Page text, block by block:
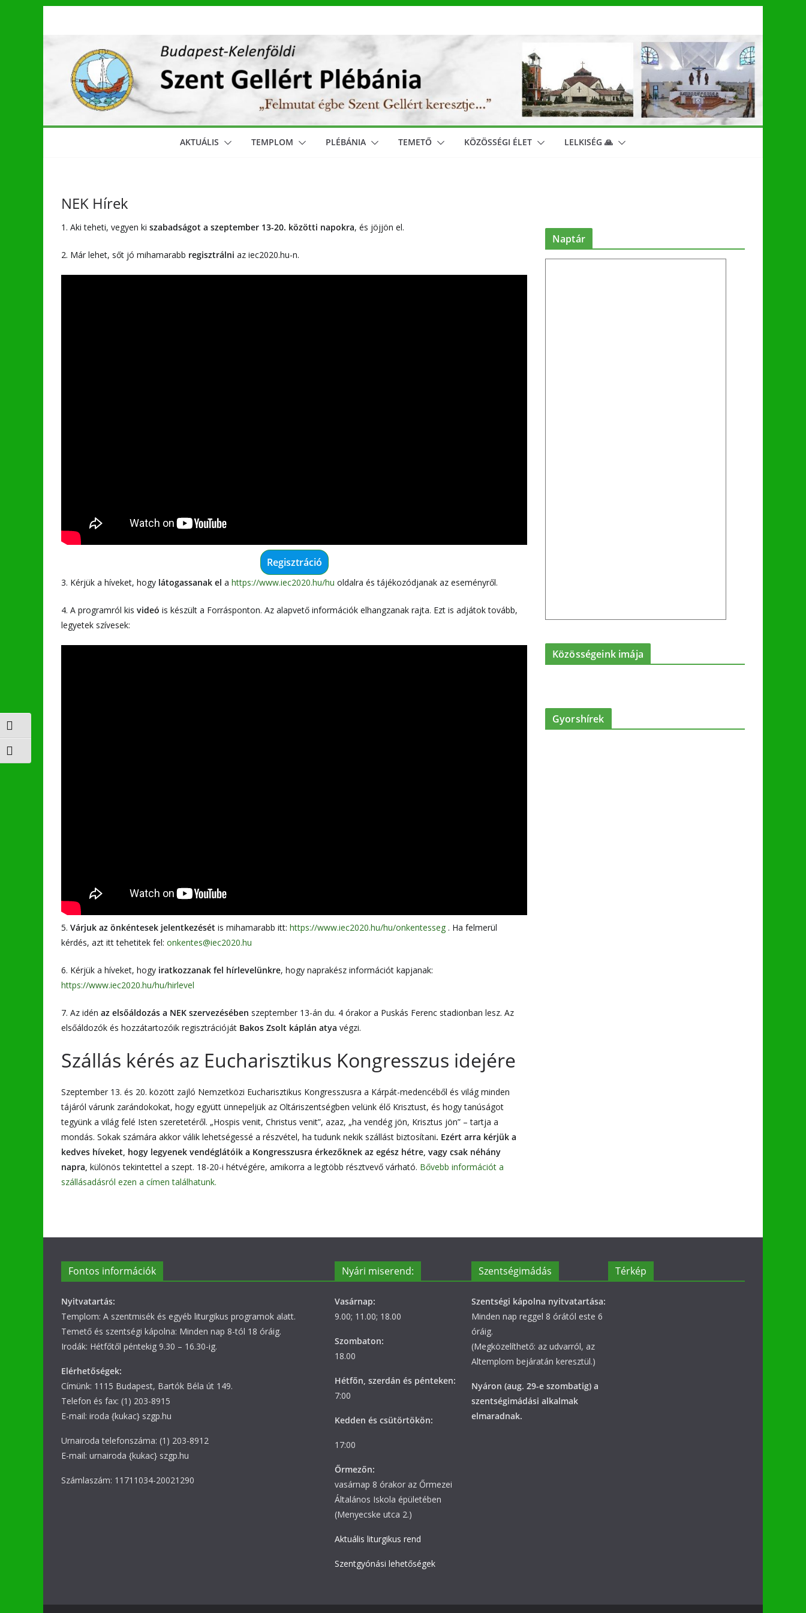
Nagy kontraszt váltása
Betűméret váltása
content
AKTUÁLIS TEMPLOM PLÉBÁNIA TEMETŐ KÖZÖSSÉGI ÉLET LELKISÉG 🙏
NEK Hírek
1. Aki teheti, vegyen ki szabadságot a szeptember 13-20. közötti napokra, és jöjjön el.
2. Már lehet, sőt jó mihamarabb regisztrálni az iec2020.hu-n.
Regisztráció
3. Kérjük a híveket, hogy látogassanak el a https://www.iec2020.hu/hu oldalra és tájékozódjanak az eseményről.
4. A programról kis videó is készült a Forrásponton. Az alapvető információk elhangzanak rajta. Ezt is adjátok tovább,
legyetek szívesek:
5. Várjuk az önkéntesek jelentkezését is mihamarabb itt: https://www.iec2020.hu/hu/onkentesseg . Ha felmerül
kérdés, azt itt tehetitek fel: onkentes@iec2020.hu
6. Kérjük a híveket, hogy iratkozzanak fel hírlevelünkre, hogy naprakész információt kapjanak:
https://www.iec2020.hu/hu/hirlevel
7. Az idén az elsőáldozás a NEK szervezésében szeptember 13-án du. 4 órakor a Puskás Ferenc stadionban lesz. Az
elsőáldozók és hozzátartozóik regisztrációját Bakos Zsolt káplán atya végzi.
Szállás kérés az Eucharisztikus Kongresszus idejére
Szeptember 13. és 20. között zajló Nemzetközi Eucharisztikus Kongresszusra a Kárpát-medencéből és világ minden
tájáról várunk zarándokokat, hogy együtt ünnepeljük az Oltáriszentségben velünk élő Krisztust, és hogy tanúságot
tegyünk a világ felé Isten szeretetéről. „Hospis venit, Christus venit”, azaz, „ha vendég jön, Krisztus jön” – tartja a
mondás. Sokak számára akkor válik lehetségessé a részvétel, ha tudunk nekik szállást biztosítani. Ezért arra kérjük a
kedves híveket, hogy legyenek vendéglátóik a Kongresszusra érkezőknek az egész hétre, vagy csak néhány
napra, különös tekintettel a szept. 18-20-i hétvégére, amikorra a legtöbb résztvevő várható. Bővebb információt a
szállásadásról ezen a címen találhatunk.
Naptár
Közösségeink imája
Gyorshírek
Fontos információk
Nyitvatartás:
Templom: A szentmisék és egyéb liturgikus programok alatt.
Temető és szentségi kápolna: Minden nap 8-tól 18 óráig.
Irodák: Hétfőtől péntekig 9.30 – 16.30-ig.
Elérhetőségek:
Címünk: 1115 Budapest, Bartók Béla út 149.
Telefon és fax: (1) 203-8915
E-mail: iroda {kukac} szgp.hu
Urnairoda telefonszáma: (1) 203-8912
E-mail: urnairoda {kukac} szgp.hu
Számlaszám: 11711034-20021290
Nyári miserend:
Vasárnap:
9.00; 11.00; 18.00
Szombaton:
18.00
Hétfőn, szerdán és pénteken:
7:00
Kedden és csütörtökön:
17:00
Őrmezőn:
vasárnap 8 órakor az Őrmezei
Általános Iskola épületében
(Menyecske utca 2.)
Aktuális liturgikus rend
Szentgyónási lehetőségek
Szentségimádás
Szentségi kápolna nyitvatartása:
Minden nap reggel 8 órától este 6
óráig.
(Megközelíthető: az udvarról, az
Altemplom bejáratán keresztül.)
Nyáron (aug. 29-e szombatig) a
szentségimádási alkalmak
elmaradnak.
Térkép